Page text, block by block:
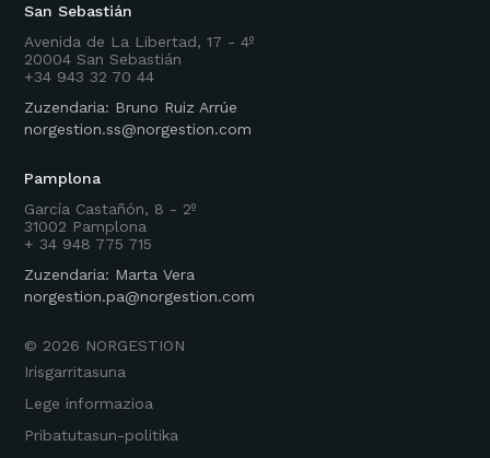
San Sebastián
Avenida de La Libertad, 17 - 4º
20004 San Sebastián
+34 943 32 70 44
Zuzendaria: Bruno Ruiz Arrúe
norgestion.ss@norgestion.com
Pamplona
García Castañón, 8 - 2º
31002 Pamplona
+ 34 948 775 715
Zuzendaria: Marta Vera
norgestion.pa@norgestion.com
Irisgarritasuna
Lege informazioa
Pribatutasun-politika
© 2026 NORGESTION